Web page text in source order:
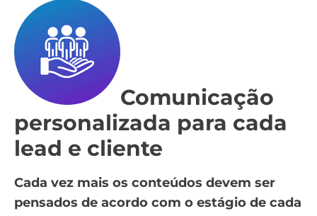
Comunicação
personalizada para cada
lead e cliente
Cada vez mais os conteúdos devem ser
pensados de acordo com o estágio de cada